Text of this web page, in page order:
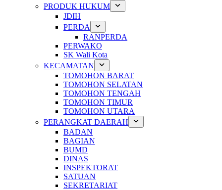
PRODUK HUKUM
JDIH
PERDA
RANPERDA
PERWAKO
SK Wali Kota
KECAMATAN
TOMOHON BARAT
TOMOHON SELATAN
TOMOHON TENGAH
TOMOHON TIMUR
TOMOHON UTARA
PERANGKAT DAERAH
BADAN
BAGIAN
BUMD
DINAS
INSPEKTORAT
SATUAN
SEKRETARIAT